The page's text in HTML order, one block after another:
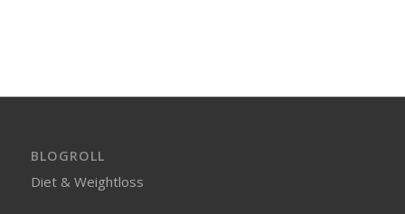
BLOGROLL
Diet & Weightloss